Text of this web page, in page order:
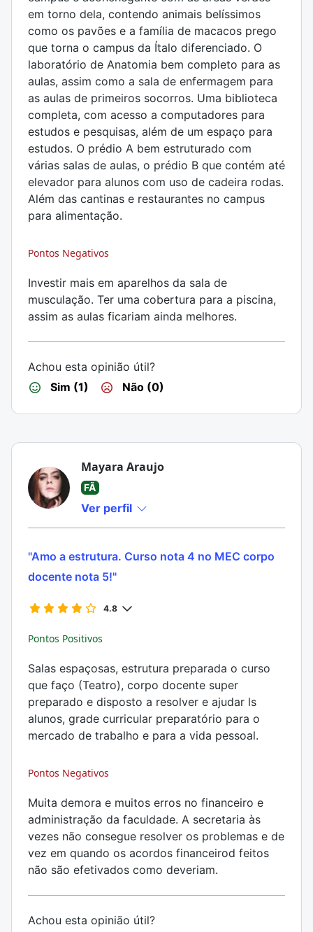
em torno dela, contendo animais belíssimos
como os pavões e a família de macacos prego
que torna o campus da Ítalo diferenciado. O
laboratório de Anatomia bem completo para as
aulas, assim como a sala de enfermagem para
as aulas de primeiros socorros. Uma biblioteca
completa, com acesso a computadores para
estudos e pesquisas, além de um espaço para
estudos. O prédio A bem estruturado com
várias salas de aulas, o prédio B que contém até
elevador para alunos com uso de cadeira rodas.
Além das cantinas e restaurantes no campus
para alimentação.
Pontos Negativos
Investir mais em aparelhos da sala de
musculação. Ter uma cobertura para a piscina,
assim as aulas ficariam ainda melhores.
Achou esta opinião útil?
Sim (1)
Não (0)
Mayara Araujo
FÃ
Ver perfil
"Amo a estrutura. Curso nota 4 no MEC corpo
docente nota 5!"
4.8
Pontos Positivos
Salas espaçosas, estrutura preparada o curso
que faço (Teatro), corpo docente super
preparado e disposto a resolver e ajudar ls
alunos, grade curricular preparatório para o
mercado de trabalho e para a vida pessoal.
Pontos Negativos
Muita demora e muitos erros no financeiro e
administração da faculdade. A secretaria às
vezes não consegue resolver os problemas e de
vez em quando os acordos financeirod feitos
não são efetivados como deveriam.
Achou esta opinião útil?